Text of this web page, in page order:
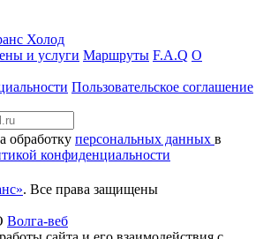
Холод
и услуги Маршруты F.A.Q О
Пользовательское соглашение
обработку персональных данных в
конфиденциальности
. Все права защищены
Волга-веб